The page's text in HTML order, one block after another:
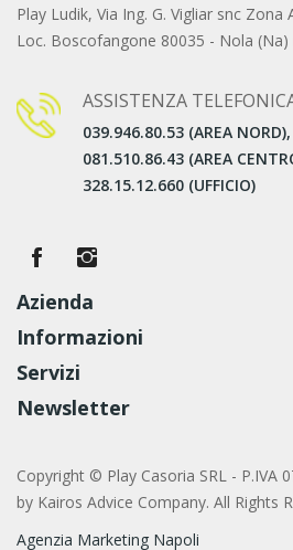
Play Ludik, Via Ing. G. Vigliar snc
Loc. Boscofangone 80035 - Nola
ASSISTENZA
039.946.80.53 (AREA NORD),
081.510.86.43 (AREA
328.15.12.660 (UFFICIO)
Azienda
Informazioni
Servizi
Newsletter
Copyright © Play Casoria SRL - P.IVA
by Kairos Advice Company. All Rights
Agenzia Marketing Napoli